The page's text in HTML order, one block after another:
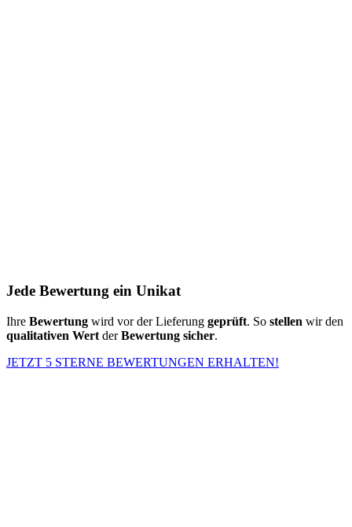
Jede Bewertung ein Unikat
Ihre Bewertung wird vor der Lieferung geprüft. So stellen wir den
qualitativen Wert derBewertung sicher.
JETZT 5 STERNE BEWERTUNGEN ERHALTEN!